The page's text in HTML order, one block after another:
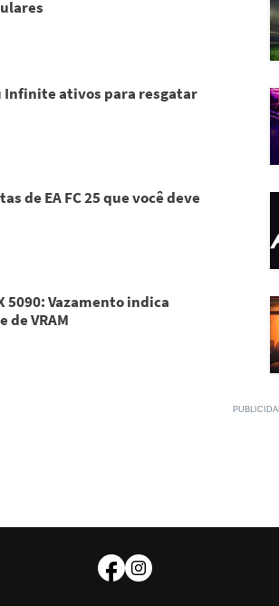
Infinite ativos para resgatar
de EA FC 25 que você deve
5090: Vazamento indica
VRAM